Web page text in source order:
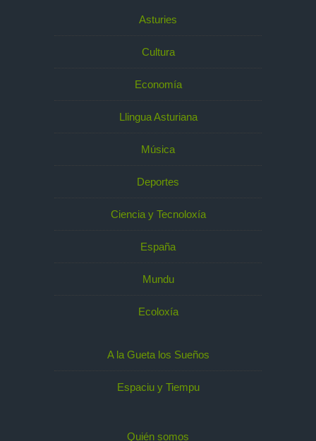
Asturies
Cultura
Economía
Llingua Asturiana
Música
Deportes
Ciencia y Tecnoloxía
España
Mundu
Ecoloxía
A la Gueta los Sueños
Espaciu y Tiempu
Quién somos